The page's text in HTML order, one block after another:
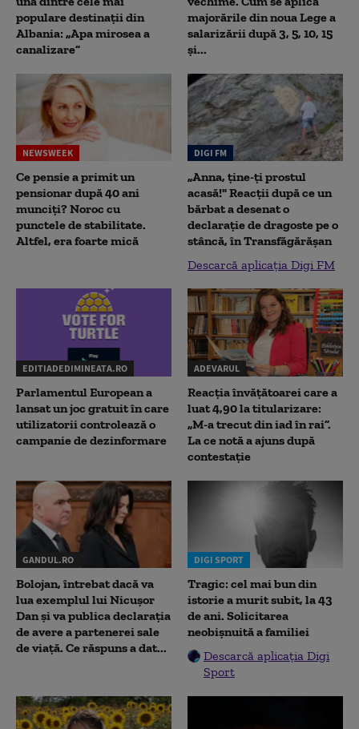
populare destinații din
Albania: „Apa mirosea a
canalizare”
majorările din noua Lege a
salarizării după 3, 5, 10, 15
și...
NEWSWEEK
Ce pensie a primit un
pensionar după 40 ani
munciți? Noroc cu
punctele de stabilitate.
Altfel, era foarte mică
DIGI FM
„Anna, ţine-ţi prostul
acasă!" Reacţii după ce un
bărbat a desenat o
declaraţie de dragoste pe o
stâncă, în Transfăgărăşan
Descarcă aplicația Digi FM
EDITIADEDIMINEATA.RO
Parlamentul European a
lansat un joc gratuit în care
utilizatorii controlează o
campanie de dezinformare
ADEVARUL
Reacția învățătoarei care a
luat 4,90 la titularizare:
„M-a trecut din iad în rai”.
La ce notă a ajuns după
contestație
GANDUL.RO
Bolojan, întrebat dacă va
lua exemplul lui Nicușor
Dan și va publica declarația
de avere a partenerei sale
de viață. Ce răspuns a dat...
DIGI SPORT
Tragic: cel mai bun din
istorie a murit subit, la 43
de ani. Solicitarea
neobișnuită a familiei
Descarcă aplicația Digi
Sport